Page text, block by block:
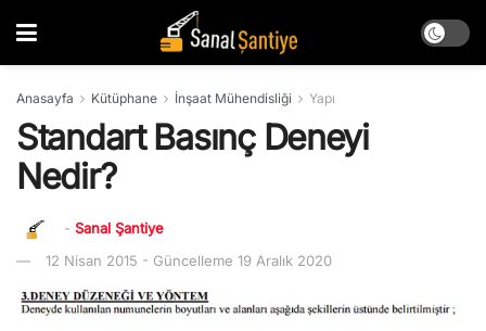
Anasayfa Kütüphane İnşaat Mühendisliği Yapı
Standart Basınç Deneyi
Nedir?
- Sanal Şantiye
12 Nisan 2015 - Güncelleme 19 Aralık 2020